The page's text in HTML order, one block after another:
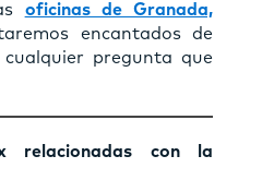
oficinas de Granada,
encantados de
pregunta que
relacionadas con la